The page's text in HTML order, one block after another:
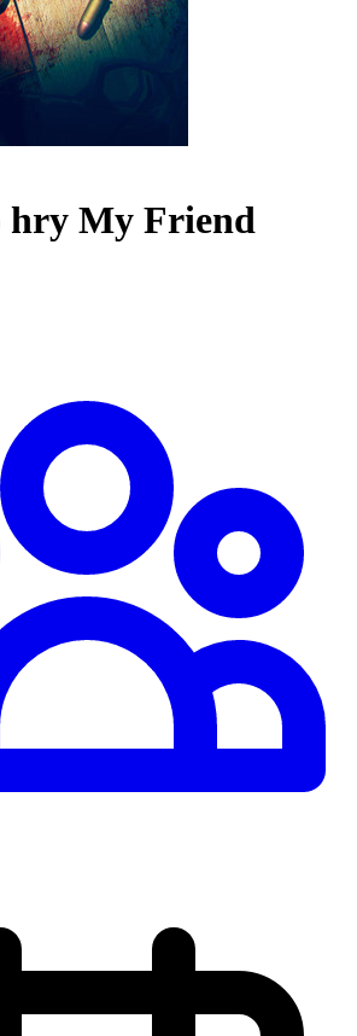
hry My Friend